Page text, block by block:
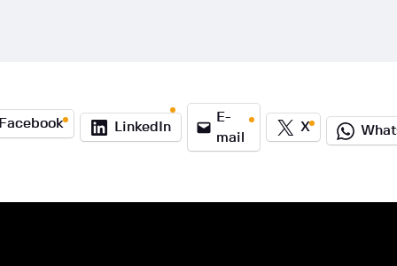
LinkedIn
E-
mail
X